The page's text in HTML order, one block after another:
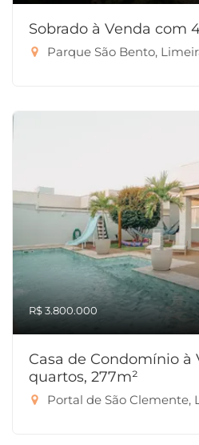
Sobrado à Venda com
Parque São Bento,
R$ 3.800.000
Casa de Condomínio à
quartos, 277m²
Portal de São Clemente,